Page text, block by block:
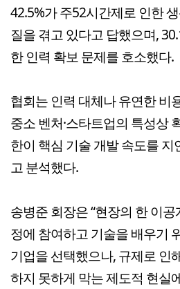
42.5%가 주52시간제로 인한
질을 겪고 있다고 답했으며,
한 인력 확보 문제를 호소했다.
협회는 인력 대체나 유연한 비
중소 벤처·스타트업의 특성상
한이 핵심 기술 개발 속도를
고 분석했다.
송병준 회장은 “현장의 한 이
정에 참여하고 기술을 배우기
기업을 선택했으나, 규제로 인
하지 못하게 막는 제도적 현실